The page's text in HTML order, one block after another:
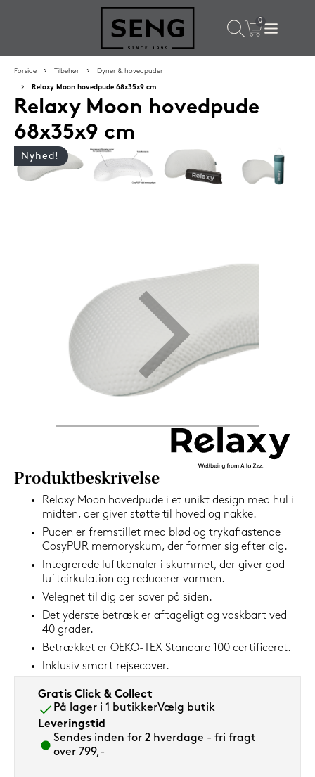
Populære valg til dig
60%
439,-
Forside Tilbehør Dyner & hovedpuder
Relaxy Moon hovedpude 68x35x9 cm
Relaxy Moon hovedpude
68x35x9 cm
Nyhed!
Produktbeskrivelse
Relaxy Moon hovedpude i et unikt design med hul i
midten, der giver støtte til hoved og nakke.
Puden er fremstillet med blød og trykaflastende
CosyPUR memoryskum, der former sig efter dig.
Integrerede luftkanaler i skummet, der giver god
luftcirkulation og reducerer varmen.
Velegnet til dig der sover på siden.
Det yderste betræk er aftageligt og vaskbart ved
40 grader.
Betrækket er OEKO-TEX Standard 100 certificeret.
Inklusiv smart rejsecover.
Gratis Click & Collect
På lager i 1 butikkerVælg butik
Leveringstid
Sendes inden for 2 hverdage - fri fragt
over 799,-